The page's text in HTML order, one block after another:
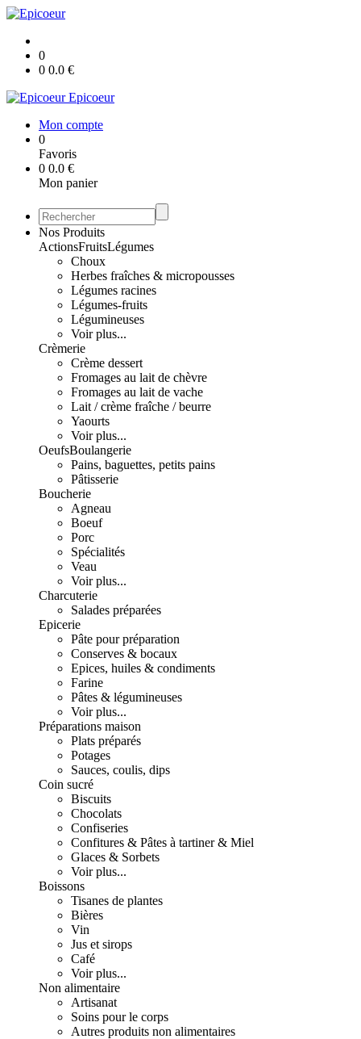
0
0 0.0 €
Epicoeur
Mon compte
0
Favoris
0 0.0 €
Mon panier
Nos Produits
ActionsFruitsLégumes
Choux
Herbes fraîches & micropousses
Légumes racines
Légumes-fruits
Légumineuses
Voir plus...
Crèmerie
Crème dessert
Fromages au lait de chèvre
Fromages au lait de vache
Lait / crème fraîche / beurre
Yaourts
Voir plus...
OeufsBoulangerie
Pains, baguettes, petits pains
Pâtisserie
Boucherie
Agneau
Boeuf
Porc
Spécialités
Veau
Voir plus...
Charcuterie
Salades préparées
Epicerie
Pâte pour préparation
Conserves & bocaux
Epices, huiles & condiments
Farine
Pâtes & légumineuses
Voir plus...
Préparations maison
Plats préparés
Potages
Sauces, coulis, dips
Coin sucré
Biscuits
Chocolats
Confiseries
Confitures & Pâtes à tartiner & Miel
Glaces & Sorbets
Voir plus...
Boissons
Tisanes de plantes
Bières
Vin
Jus et sirops
Café
Voir plus...
Non alimentaire
Artisanat
Soins pour le corps
Autres produits non alimentaires